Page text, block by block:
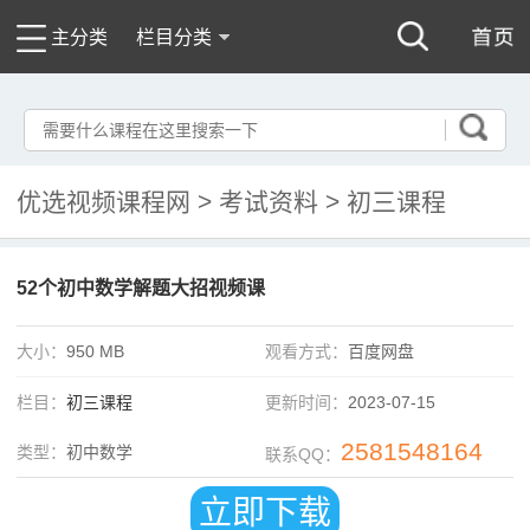
主分类 栏目分类
优选视频课程网 > 考试资料 > 初三课程
52个初中数学解题大招视频课
大小： 950 MB 观看方式： 百度网盘
栏目： 初三课程 更新时间： 2023-07-15
类型： 初中数学 联系QQ： 2581548164
立即下载